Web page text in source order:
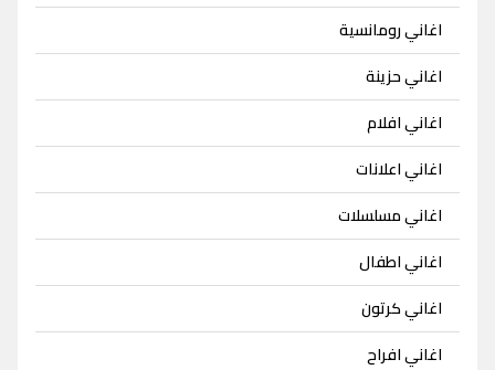
اغاني رومانسية
اغاني حزينة
اغاني افلام
اغاني اعلانات
اغاني مسلسلات
اغاني اطفال
اغاني كرتون
اغاني افراح